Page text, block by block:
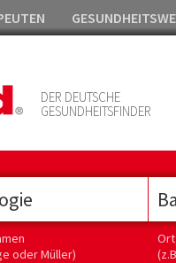
DER DEUTSCHE
GESUNDHEITSFINDER
oder Müller)